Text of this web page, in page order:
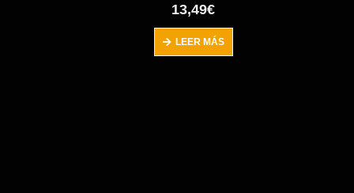
13,49€
LEER MÁS